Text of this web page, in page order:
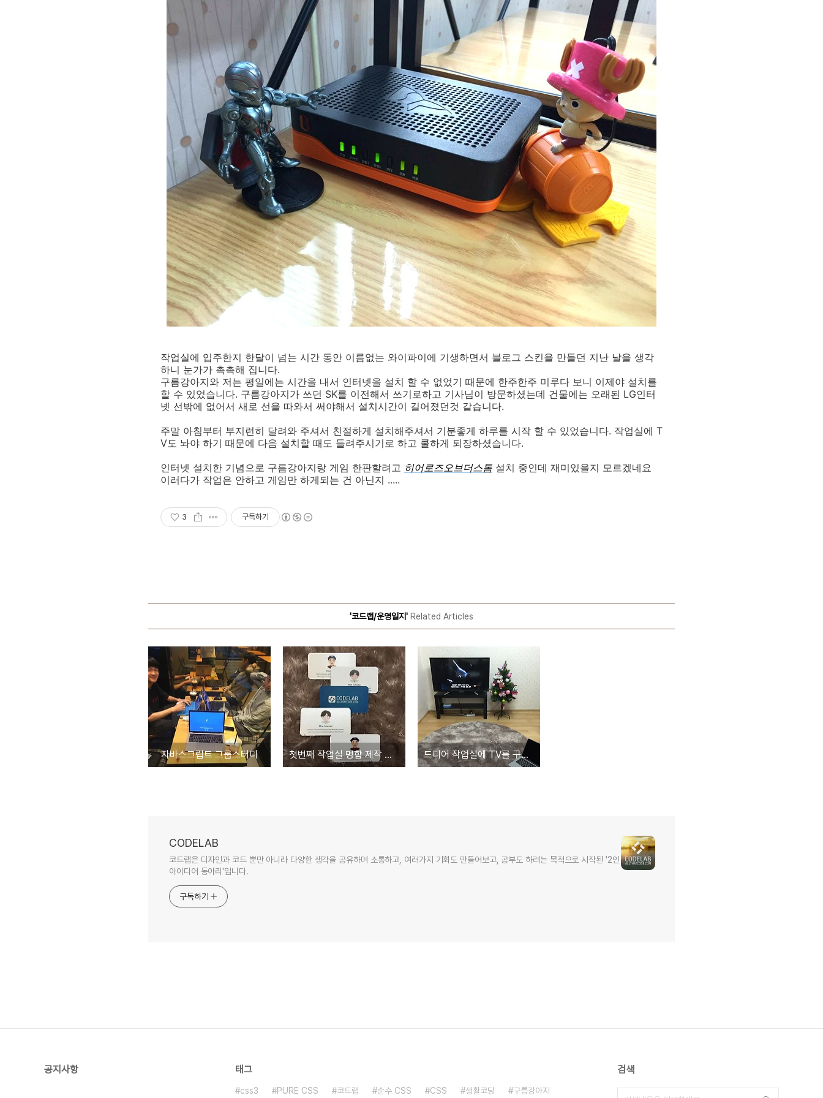
작업실에 입주한지 한달이 넘는 시간 동안 이름없는 와이파이에 기생하면서 블로그 스킨을 만들던 지난 날을 생각
하니 눈가가 촉촉해 집니다.
구름강아지와 저는 평일에는 시간을 내서 인터넷을 설치 할 수 없었기 때문에 한주한주 미루다 보니 이제야 설치를
할 수 있었습니다. 구름강아지가 쓰던 SK를 이전해서 쓰기로하고 기사님이 방문하셨는데 건물에는 오래된 LG인터
넷 선밖에 없어서 새로 선을 따와서 써야해서 설치시간이 길어졌던것 같습니다.
주말 아침부터 부지런히 달려와 주셔서 친절하게 설치해주셔서 기분좋게 하루를 시작 할 수 있었습니다. 작업실에 T
V도 놔야 하기 때문에 다음 설치할 때도 들려주시기로 하고 쿨하게 퇴장하셨습니다.
인터넷 설치한 기념으로 구름강아지랑 게임 한판할려고 히어로즈오브더스톰 설치 중인데 재미있을지 모르겠네요
이러다가 작업은 안하고 게임만 하게되는 건 아닌지 .....
3 구독하기
'코드랩/운영일지' Related Articles
자바스크립트 그룹스터디 첫번째 작업실 명함 제작 완료 드디어 작업실에 TV를 구입했습니다.
CODELAB
코드랩은 디자인과 코드 뿐만 아니라 다양한 생각을 공유하며 소통하고, 여러가지 기회도 만들어보고, 공부도 하려는 목적으로 시작된 '2인
아이디어 동아리'입니다.
구독하기
공지사항 태그
css3 PURE CSS 코드랩 순수 CSS CSS 생활코딩 구름강아지
검색